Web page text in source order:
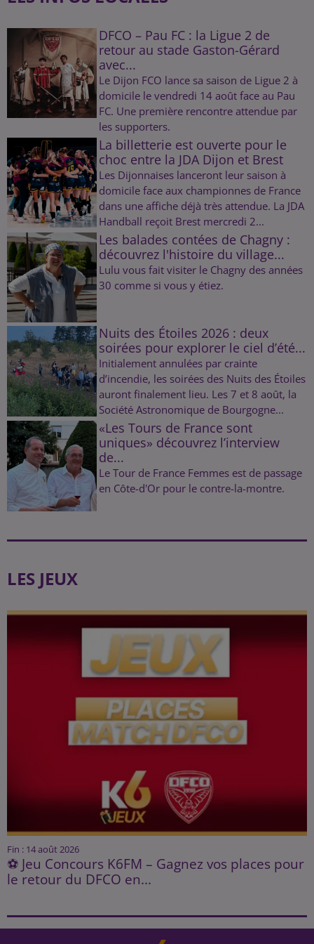
DFCO – Pau FC : la Ligue 2 de
retour au stade Gaston-Gérard
avec...
Le Dijon FCO lance sa saison de Ligue 2 à
domicile le vendredi 14 août face au Pau
FC. Une première rencontre attendue par
les supporters.
La billetterie est ouverte pour le
choc entre la JDA Dijon et Brest
Les Dijonnaises lanceront leur saison à
domicile face aux championnes de France
dans une affiche déjà très attendue. La JDA
Handball reçoit Brest mercredi 2...
Les balades contées de Chagny :
découvrez l'histoire du village...
Lulu vous fait visiter le Chagny des années
30 comme si vous y étiez.
Nuits des Étoiles 2026 : deux
soirées pour explorer le ciel d’été...
Initialement annulées par crainte
d’incendie, les soirées des Nuits des Étoiles
auront finalement lieu. Les 7 et 8 août, la
Société Astronomique de Bourgogne...
«Les Tours de France sont
uniques» découvrez l’interview
de...
Le Tour de France Femmes est de passage
en Côte-d'Or pour le contre-la-montre.
LES JEUX
Fin : 14 août 2026
⚽ Jeu Concours K6FM – Gagnez vos places pour
le retour du DFCO en...